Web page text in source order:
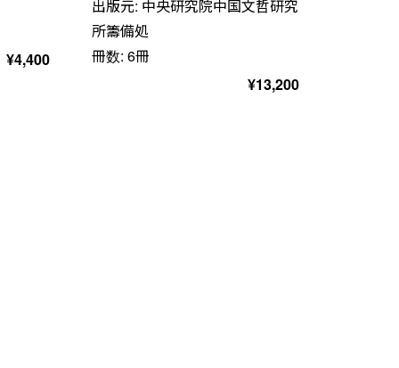
¥4,400
出版元: 中央研究院中国文哲研究
所籌備処
冊数: 6冊
¥13,200